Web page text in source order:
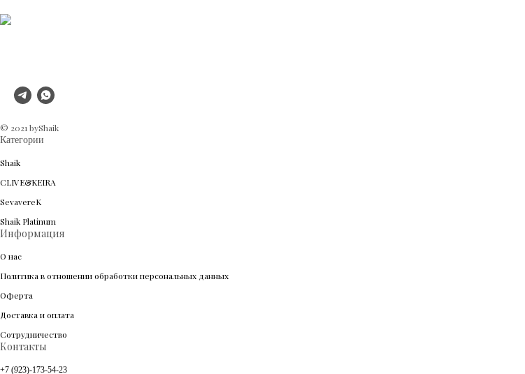
© 2021 byShaik
Категории
Shaik
CLIVE&KEIRA
SevavereK
Shaik Platinum
Информация
О нас
Политика в отношении обработки персональных данных
Оферта
Доставка и оплата
Сотрудничество
Контакты
+7 (923)-173-54-23